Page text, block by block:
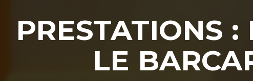
PRESTATIONS :
LE